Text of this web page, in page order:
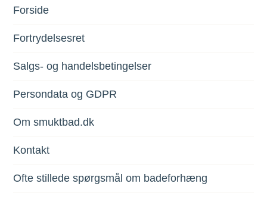
Forside
Fortrydelsesret
Salgs- og handelsbetingelser
Persondata og GDPR
Om smuktbad.dk
Kontakt
Ofte stillede spørgsmål om badeforhæng